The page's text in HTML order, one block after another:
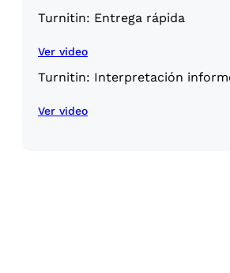
Turnitin: Entrega rápida
Ver video
Turnitin: Interpretación
Ver video